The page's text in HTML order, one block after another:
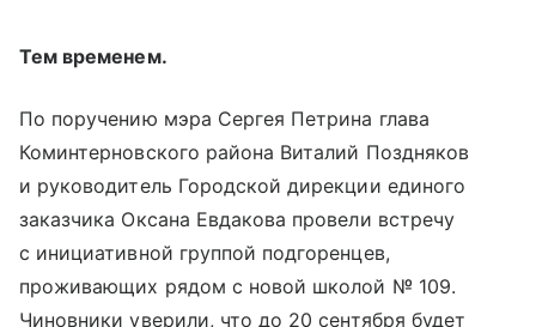
Тем временем.
По поручению мэра Сергея Петрина глава
Коминтерновского района Виталий Поздняков
и руководитель Городской дирекции единого
заказчика Оксана Евдакова провели встречу
с инициативной группой подгоренцев,
проживающих рядом с новой школой № 109.
Чиновники уверили, что до 20 сентября будет